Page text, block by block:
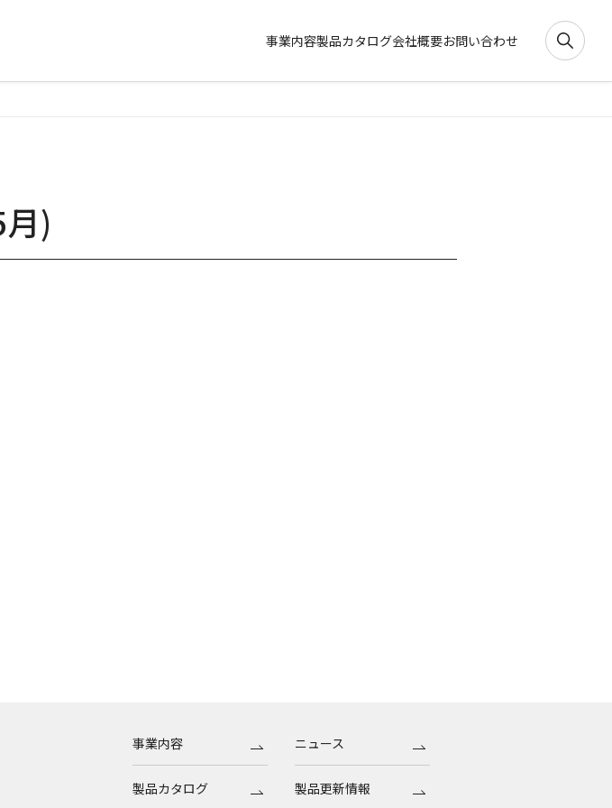
事業内容製品カタログ会社概要お問い合わせ
)
事業内容
製品カタログ
ニュース
製品更新情報